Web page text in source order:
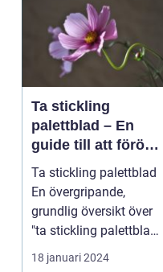
Ta stickling
palettblad – En
guide till att föröka
denna populära
växt
Ta stickling palettblad
En övergripande,
grundlig översikt över
"ta stickling palettblad"
...
18 januari 2024